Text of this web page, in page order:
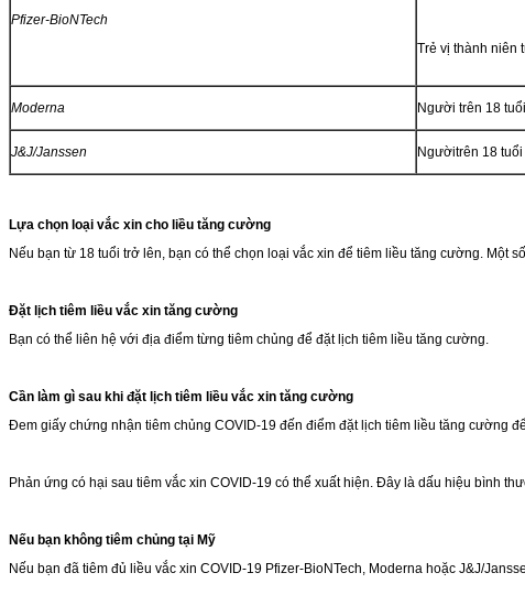
Pfizer-BioNTech
Trẻ vị thành niên
Moderna Người trên 18 tuổi
J&J/Janssen Ngườitrên 18 tuổi
Lựa chọn loại vắc xin cho liều tăng cường
Nếu bạn từ 18 tuổi trở lên, bạn có thể chọn loại vắc xin để tiêm liều tăng cường. Một
Đặt lịch tiêm liều vắc xin tăng cường
Bạn có thể liên hệ với địa điểm từng tiêm chủng để đặt lịch tiêm liều tăng cường.
Cần làm gì sau khi đặt lịch tiêm liều vắc xin tăng cường
Đem giấy chứng nhận tiêm chủng COVID-19 đến điểm đặt lịch tiêm liều tăng cường
Phản ứng có hại sau tiêm vắc xin COVID-19 có thể xuất hiện. Đây là dấu hiệu bình
Nếu bạn không tiêm chủng tại Mỹ
Nếu bạn đã tiêm đủ liều vắc xin COVID-19 Pfizer-BioNTech, Moderna hoặc J&J/